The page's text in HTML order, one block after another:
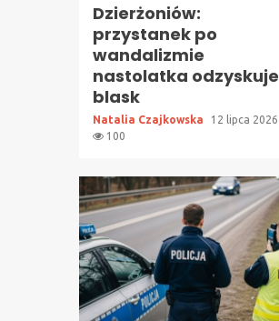
Dzierżoniów:
przystanek po
wandalizmie
nastolatka odzyskuje
blask
Natalia Czajkowska
12 lipca 2026
100